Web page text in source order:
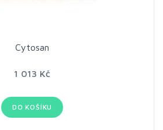
Cytosan
1 013 Kč
DO KOŠÍKU